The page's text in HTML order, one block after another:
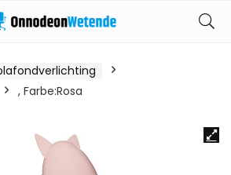
, Farbe:Rosa